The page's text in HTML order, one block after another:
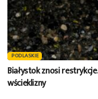
PODLASKIE
Białystok znosi
wścieklizny